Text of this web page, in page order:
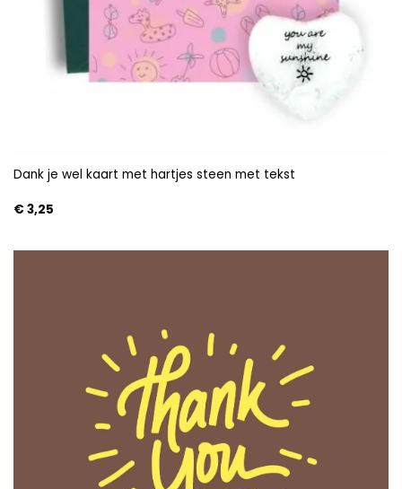
Dank je wel kaart met hartjes steen met tekst
€3,25